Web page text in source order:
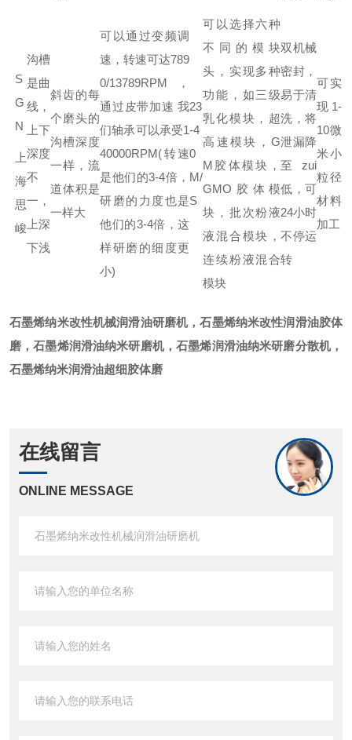
S
G
N
上
海
思
峻
沟槽
是曲
线，
上下
深度
不
一，
上深
下浅
斜齿的每
个磨头的
沟槽深度
一样，流
道体积是
一样大
可以通过变频调
速，转速可达789
0/13789RPM ，
通过皮带加速 我
们轴承可以承受1
40000RPM(转速
是他们的3-4倍，
研磨的力度也是
他们的3-4倍，这
样研磨的细度更
小)
23
-4
0
M/
S
可以选择六种
不同的模块
头，实现多种
功能，如三级
乳化模块，超
高速模块，G
M胶体模块，
GMO胶体模
块，批次粉液
液混合模块，
连续粉液混合
模块
双机械
密封，
易于清
洗，将
泄漏降
至zui
低，可
24小时
不停运
转
可实
现1-
10微
米小
粒径
材料
加工
石墨烯纳米改性机械润滑油研磨机，石墨烯纳米改性润滑油胶体
磨，石墨烯润滑油纳米研磨机，石墨烯润滑油纳米研磨分散机，
石墨烯纳米润滑油超细胶体磨
在线留言
ONLINE MESSAGE